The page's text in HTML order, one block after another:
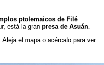
ptolemaicos de Filé
está la gran presa de Asuán.
. Aleja el mapa o acércalo para ver